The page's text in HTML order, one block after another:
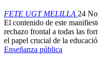
FETE UGT MELILLA 24
El contenido de este
rechazo frontal a todas las
el papel crucial de la
Enseñanza pública